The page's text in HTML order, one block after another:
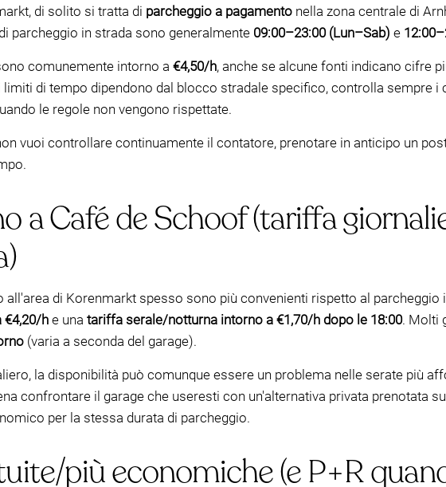
di solito si tratta di parcheggio a pagamento nella zona centrale di
parcheggio in strada sono generalmente 09:00–23:00 (Lun–Sab) e
comunemente intorno a €4,50/h, anche se alcune fonti indicano cifre
limiti di tempo dipendono dal blocco stradale specifico, controlla sempre
le regole non vengono rispettate.
vuoi controllare continuamente il contatore, prenotare in anticipo un
a Café de Schoof (tariffa
all'area di Korenmarkt spesso sono più convenienti rispetto al
€4,20/he una tariffa serale/notturna intorno a €1,70/h dopo le 18:00. Molti
(varia a seconda del garage).
la disponibilità può comunque essere un problema nelle serate più
confrontare il garage che useresti con un'alternativa privata prenotata
per la stessa durata di parcheggio.
più economiche (e P+R